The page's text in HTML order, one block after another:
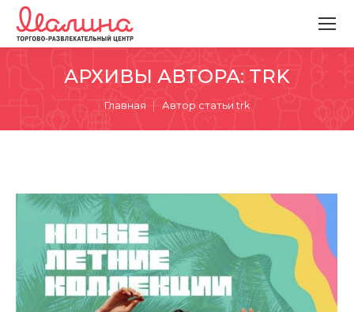
АРХИВЫ АВТОРА: TRK
Вы здесь:
Главная Автор статьи trk